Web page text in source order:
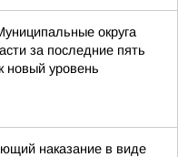
округа
за последние пять
новый уровень
наказание в виде